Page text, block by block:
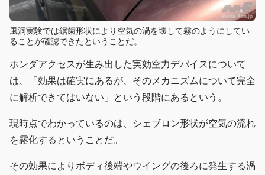
風洞実験では鋸歯形状により空気の渦を壊して霧のようにしてい
ることが確認できたということだ。
ホンダアクセスが生み出した実効空力デバイスについて
は、「効果は確実にあるが、そのメカニズムについて完全
に解析できてはいない」という段階にあるという。
現時点でわかっているのは、シェブロン形状が空気の流れ
を霧化するということだ。
その効果によりボディ後端やウイングの後ろに発生する渦